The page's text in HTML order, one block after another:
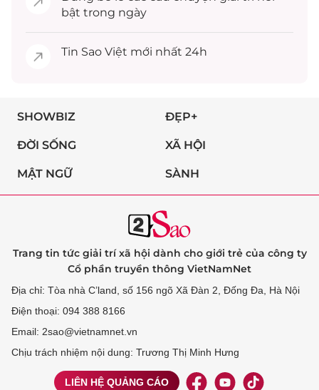
bật trong ngày
Tin Sao Việt mới nhất 24h
SHOWBIZ ĐẸP+
ĐỜI SỐNG XÃ HỘI
MẬT NGỮ SÀNH
Trang tin tức giải trí xã hội dành cho giới trẻ của công ty
Cổ phần truyền thông VietNamNet
Địa chỉ: Tòa nhà C’land, số 156 ngõ Xã Đàn 2, Đống Đa, Hà Nội
Điện thoại: 094 388 8166
Email: 2sao@vietnamnet.vn
Chịu trách nhiệm nội dung: Trương Thị Minh Hưng
LIÊN HỆ QUẢNG CÁO